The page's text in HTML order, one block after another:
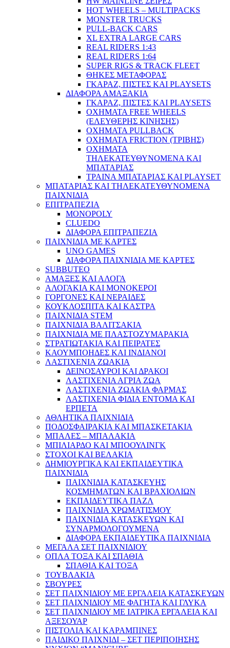
HOT WHEELS – MULTIPACKS
MONSTER TRUCKS
PULL-BACK CARS
XL EXTRA LARGE CARS
REAL RIDERS 1:43
REAL RIDERS 1:64
SUPER RIGS & TRACK FLEET
ΘΗΚΕΣ ΜΕΤΑΦΟΡΑΣ
ΓΚΑΡΑΖ, ΠΙΣΤΕΣ ΚΑΙ PLAYSETS
ΔΙΑΦΟΡΑ ΑΜΑΞΑΚΙΑ
ΓΚΑΡΑΖ, ΠΙΣΤΕΣ ΚΑΙ PLAYSETS
ΟΧΗΜΑΤΑ FREE WHEELS
(ΕΛΕΥΘΕΡΗΣ ΚΙΝΗΣΗΣ)
ΟΧΗΜΑΤΑ PULLBACK
ΟΧΗΜΑΤΑ FRICTION (ΤΡΙΒΗΣ)
ΟΧΗΜΑΤΑ
ΤΗΛΕΚΑΤΕΥΘΥΝΟΜΕΝΑ ΚΑΙ
ΜΠΑΤΑΡΙΑΣ
ΤΡΑΙΝΑ ΜΠΑΤΑΡΙΑΣ ΚΑΙ PLAYSET
ΜΠΑΤΑΡΙΑΣ ΚΑΙ ΤΗΛΕΚΑΤΕΥΘΥΝΟΜΕΝΑ
ΠΑΙΧΝΙΔΙΑ
ΕΠΙΤΡΑΠΕΖΙΑ
MONOPOLY
CLUEDO
ΔΙΑΦΟΡΑ ΕΠΙΤΡΑΠΕΖΙΑ
ΠΑΙΧΝΙΔΙΑ ΜΕ ΚΑΡΤΕΣ
UNO GAMES
ΔΙΑΦΟΡΑ ΠΑΙΧΝΙΔΙΑ ΜΕ ΚΑΡΤΕΣ
SUBBUTEO
ΑΜΑΞΕΣ ΚΑΙ ΑΛΟΓΑ
ΑΛΟΓΑΚΙΑ ΚΑΙ ΜΟΝΟΚΕΡΟΙ
ΓΟΡΓΟΝΕΣ ΚΑΙ ΝΕΡΑΙΔΕΣ
ΚΟΥΚΛΟΣΠΙΤΑ ΚΑΙ ΚΑΣΤΡΑ
ΠΑΙΧΝΙΔΙΑ STEM
ΠΑΙΧΝΙΔΙΑ ΒΑΛΙΤΣΑΚΙΑ
ΠΑΙΧΝΙΔΙΑ ΜΕ ΠΛΑΣΤΟΖΥΜΑΡΑΚΙΑ
ΣΤΡΑΤΙΩΤΑΚΙΑ ΚΑΙ ΠΕΙΡΑΤΕΣ
ΚΑΟΥΜΠΟΗΔΕΣ ΚΑΙ ΙΝΔΙΑΝΟΙ
ΛΑΣΤΙΧΕΝΙΑ ΖΩΑΚΙΑ
ΔΕΙΝΟΣΑΥΡΟΙ ΚΑΙ ΔΡΑΚΟΙ
ΛΑΣΤΙΧΕΝΙΑ ΑΓΡΙΑ ΖΩΑ
ΛΑΣΤΙΧΕΝΙΑ ΖΩΑΚΙΑ ΦΑΡΜΑΣ
ΛΑΣΤΙΧΕΝΙΑ ΦΙΔΙΑ ΕΝΤΟΜΑ ΚΑΙ
ΕΡΠΕΤΑ
ΑΘΛΗΤΙΚΑ ΠΑΙΧΝΙΔΙΑ
ΠΟΔΟΣΦΑΙΡΑΚΙΑ ΚΑΙ ΜΠΑΣΚΕΤΑΚΙΑ
ΜΠΑΛΕΣ – ΜΠΑΛΑΚΙΑ
ΜΠΙΛΙΑΡΔΟ ΚΑΙ ΜΠΟΟΥΛΙΝΓΚ
ΣΤΟΧΟΙ ΚΑΙ ΒΕΛΑΚΙΑ
ΔΗΜΙΟΥΡΓΙΚΑ ΚΑΙ ΕΚΠΑΙΔΕΥΤΙΚΑ
ΠΑΙΧΝΙΔΙΑ
ΠΑΙΧΝΙΔΙΑ ΚΑΤΑΣΚΕΥΗΣ
ΚΟΣΜΗΜΑΤΩΝ ΚΑΙ ΒΡΑΧΙΟΛΙΩΝ
ΕΚΠΑΙΔΕΥΤΙΚΑ ΠΑΖΛ
ΠΑΙΧΝΙΔΙΑ ΧΡΩΜΑΤΙΣΜΟΥ
ΠΑΙΧΝΙΔΙΑ ΚΑΤΑΣΚΕΥΩΝ ΚΑΙ
ΣΥΝΑΡΜΟΛΟΓΟΥΜΕΝΑ
ΔΙΑΦΟΡΑ ΕΚΠΑΙΔΕΥΤΙΚΑ ΠΑΙΧΝΙΔΙΑ
ΜΕΓΑΛΑ ΣΕΤ ΠΑΙΧΝΙΔΙΟΥ
ΟΠΛΑ ΤΟΞΑ ΚΑΙ ΣΠΑΘΙΑ
ΣΠΑΘΙΑ ΚΑΙ ΤΟΞΑ
ΤΟΥΒΛΑΚΙΑ
ΣΒΟΥΡΕΣ
ΣΕΤ ΠΑΙΧΝΙΔΙΟΥ ΜΕ ΕΡΓΑΛΕΙΑ ΚΑΤΑΣΚΕΥΩΝ
ΣΕΤ ΠΑΙΧΝΙΔΙΟΥ ΜΕ ΦΑΓΗΤΑ ΚΑΙ ΓΛΥΚΑ
ΣΕΤ ΠΑΙΧΝΙΔΙΟΥ ΜΕ ΙΑΤΡΙΚΑ ΕΡΓΑΛΕΙΑ ΚΑΙ
ΑΞΕΣΟΥΑΡ
ΠΙΣΤΟΛΙΑ ΚΑΙ ΚΑΡΑΜΠΙΝΕΣ
ΠΑΙΔΙΚΟ ΠΑΙΧΝΙΔΙ – ΣΕΤ ΠΕΡΙΠΟΙΗΣΗΣ